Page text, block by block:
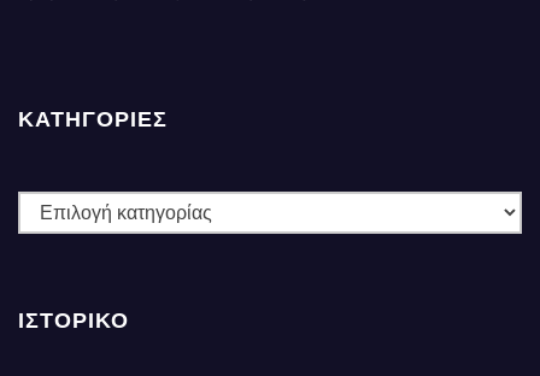
ΚΑΤΗΓΟΡΙΕΣ
ΚΑΤΗΓΟΡΙΕΣ
ΙΣΤΟΡΙΚΌ